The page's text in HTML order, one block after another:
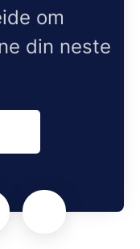
om
din neste